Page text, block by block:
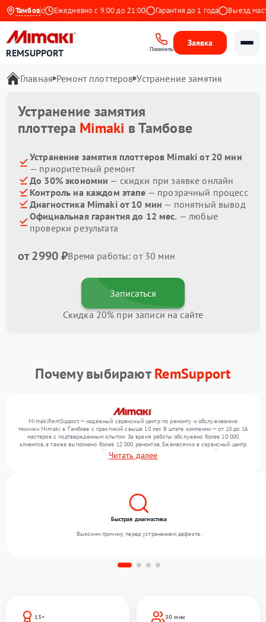
Тамбов
Яндекс Ежедневно с 9:00 до 21:00 Гарантия до 1 года Выезд
REMSUPPORT Позвонить
Заявка
Главная Ремонт плоттеров Устранение замятия
Устранение замятия
плоттера Mimaki в Тамбове
Устранение замятия плоттеров Mimaki от 20 мин
— приоритетный ремонт
До 30% экономии — скидки при заявке онлайн
Контроль на каждом этапе — прозрачный процесс
Диагностика Mimaki от 10 мин — понятный вывод
Официальная гарантия до 12 мес. — любые
проверки результата
от 2990 ₽Время работы: от 30 мин
Записаться
Скидка 20% при записи на сайте
Почему выбираютRemSupport
MimakiRemSupport — надежный сервисный центр по ремонту и обслуживанию
техники Mimaki в Тамбове с практикой свыше 10 лет. В штате компании — от 10 до 16
мастеров с подтвержденным опытом. За время работы обслужено более 10 000
клиентов, а также выполнено более 12 000 ремонтов. Ежемесячно в сервисный центр
поступает более 300 обращений, включая , , . Мы беремся за задачи любой сложности
и предлагаем стабильный уровень сервиса благодаря отлаженным процессам
Читать далее
13+
30 мин
Быстрая диагностика
Выясним причину перед устранением дефекта.